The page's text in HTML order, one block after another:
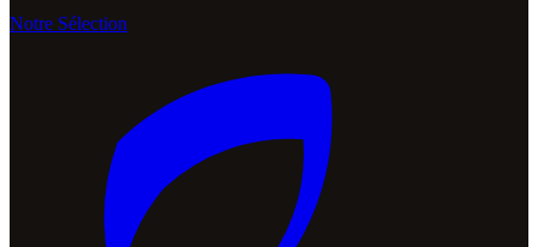
Notre Sélection